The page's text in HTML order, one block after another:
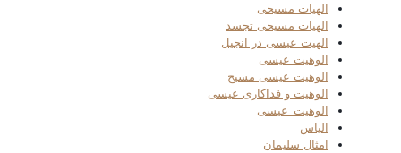
الهیات مسیحی
الهیات مسیحی تجسد
الهیت عیسی در انجیل
الوهیت عیسی
الوهیت عیسی مسیح
الوهیت و فداکاری عیسی
الوهیت_عیسی
الیاس
امثال سلیمان